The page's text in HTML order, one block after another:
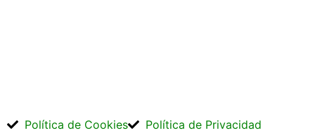
Política de Cookies
Política de Privacidad